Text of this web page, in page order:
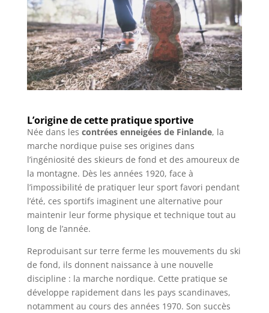
L’origine de cette pratique sportive
Née dans les contrées enneigées de Finlande, la
marche nordique puise ses origines dans
l’ingéniosité des skieurs de fond et des amoureux de
la montagne. Dès les années 1920, face à
l’impossibilité de pratiquer leur sport favori pendant
l’été, ces sportifs imaginent une alternative pour
maintenir leur forme physique et technique tout au
long de l’année.
Reproduisant sur terre ferme les mouvements du ski
de fond, ils donnent naissance à une nouvelle
discipline : la marche nordique. Cette pratique se
développe rapidement dans les pays scandinaves,
notamment au cours des années 1970. Son succès